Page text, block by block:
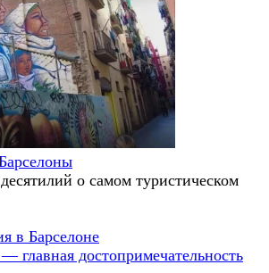
о самом туристическом
главная достопримечательность